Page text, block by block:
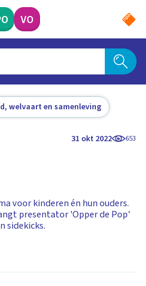
VO
welvaart en samenleving
31 okt 2022 653
voor kinderen én hun ouders.
presentator 'Opper de Pop'
sidekicks.